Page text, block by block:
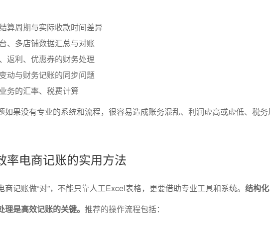
算周期与实际收款时间差异
、多店铺数据汇总与对账
返利、优惠券的财务处理
动与财务记账的同步问题
务的汇率、税费计算
如果没有专业的系统和流程，很容易造成账务混乱、利润虚高或虚低、税务
率电商记账的实用方法
商记账做“对”，不能只靠人工Excel表格，更要借助专业工具和系统。 结构
理是高效记账的关键。 推荐的操作流程包括：